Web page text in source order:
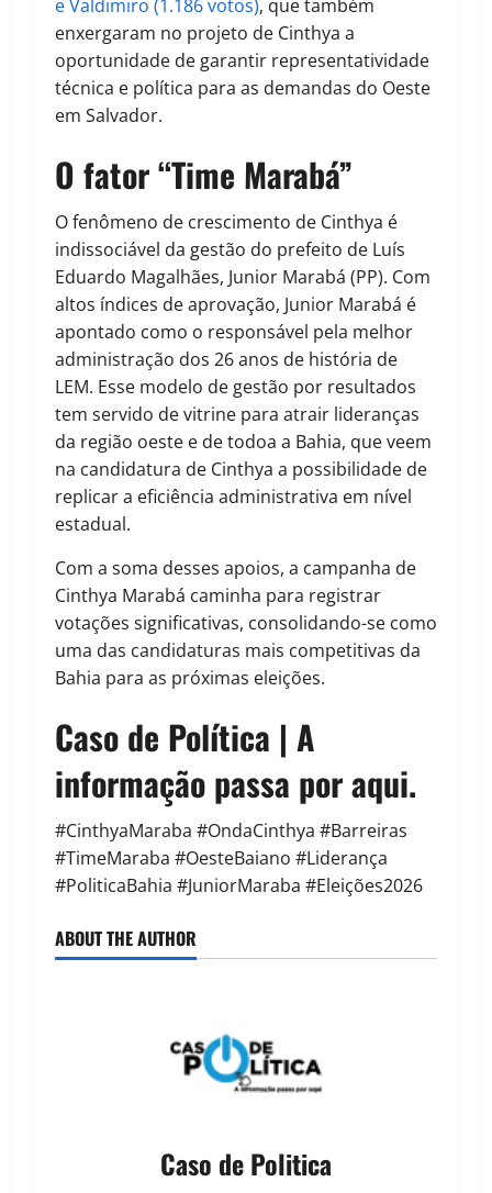
e Valdimiro (1.186 votos), que também
enxergaram no projeto de Cinthya a
oportunidade de garantir representatividade
técnica e política para as demandas do Oeste
em Salvador.
O fator “Time Marabá”
O fenômeno de crescimento de Cinthya é
indissociável da gestão do prefeito de Luís
Eduardo Magalhães, Junior Marabá (PP). Com
altos índices de aprovação, Junior Marabá é
apontado como o responsável pela melhor
administração dos 26 anos de história de
LEM. Esse modelo de gestão por resultados
tem servido de vitrine para atrair lideranças
da região oeste e de todoa a Bahia, que veem
na candidatura de Cinthya a possibilidade de
replicar a eficiência administrativa em nível
estadual.
Com a soma desses apoios, a campanha de
Cinthya Marabá caminha para registrar
votações significativas, consolidando-se como
uma das candidaturas mais competitivas da
Bahia para as próximas eleições.
Caso de Política | A
informação passa por aqui.
#CinthyaMaraba #OndaCinthya #Barreiras
#TimeMaraba #OesteBaiano #Liderança
#PoliticaBahia #JuniorMaraba #Eleições2026
ABOUT THE AUTHOR
Caso de Politica